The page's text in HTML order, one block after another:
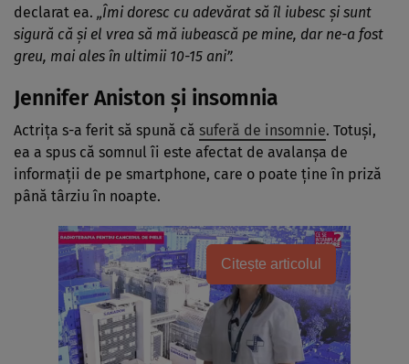
declarat ea. „Îmi doresc cu adevărat să îl iubesc și sunt
sigură că și el vrea să mă iubească pe mine, dar ne-a fost
greu, mai ales în ultimii 10-15 ani”.
Jennifer Aniston și insomnia
Actrița s-a ferit să spună că suferă de insomnie. Totuși,
ea a spus că somnul îi este afectat de avalanșa de
informații de pe smartphone, care o poate ține în priză
până târziu în noapte.
Citește articolul